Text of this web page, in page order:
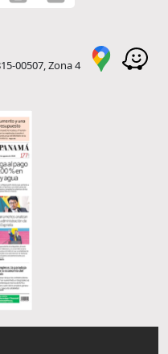
00507, Zona 4